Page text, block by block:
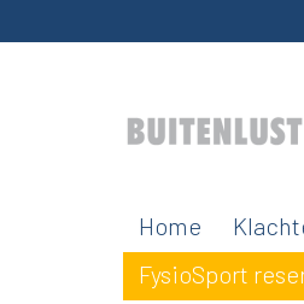
Home
FysioSport